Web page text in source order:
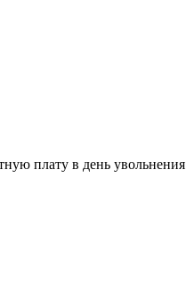
плату в день увольнения